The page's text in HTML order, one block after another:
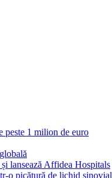
peste 1 milion de euro
lansează Affidea Hospitals
o picătură de lichid sinovial